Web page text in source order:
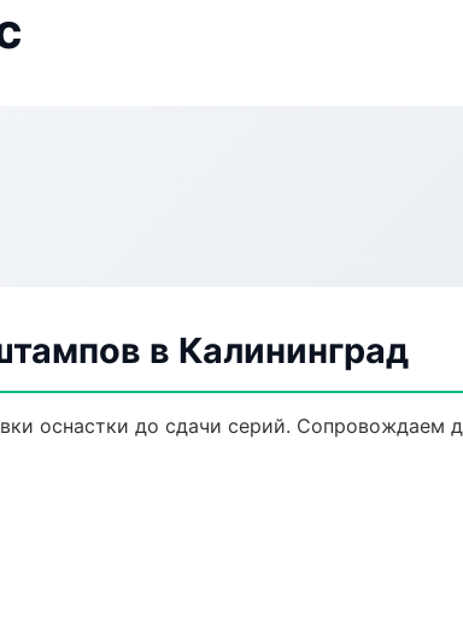
в Калининград
оснастки до сдачи серий. Сопровождаем